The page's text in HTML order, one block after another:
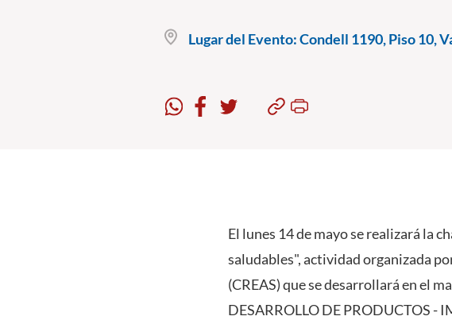
Lugar del Evento:Condell 1190, Piso 10,
El lunes 14 de mayo se realizará la
saludables", actividad organizada
(CREAS) que se desarrollará en el
DESARROLLO DE PRODUCTOS -